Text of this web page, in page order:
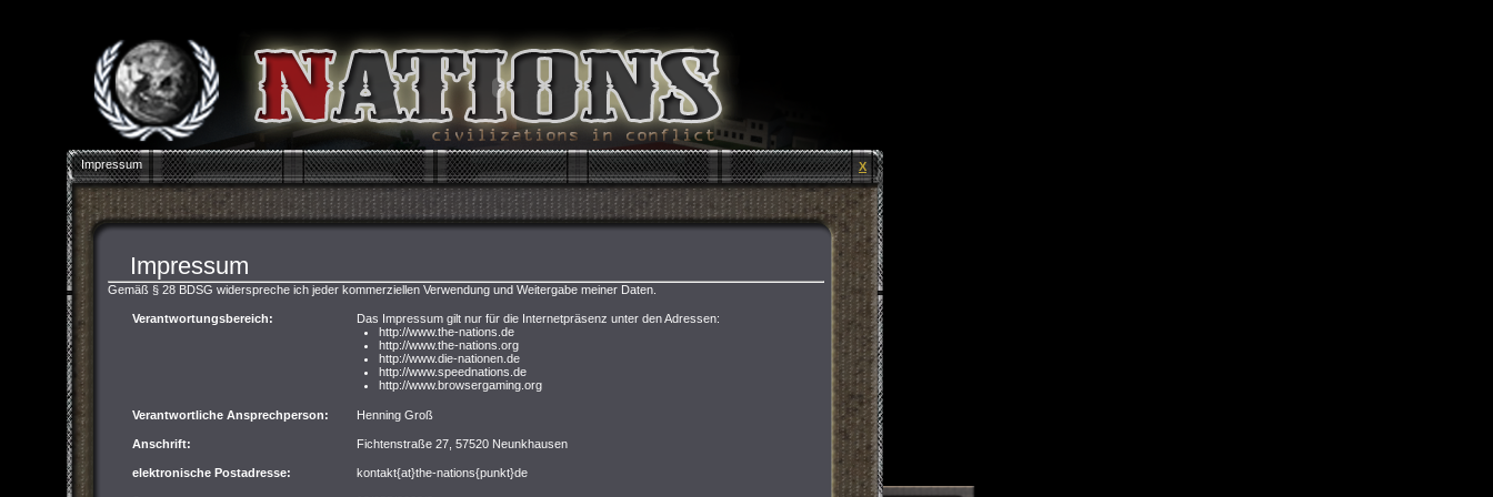
Impressum X
Impressum
Gemäß § 28 BDSG widerspreche ich jeder kommerziellen Verwendung und Weitergabe meiner Daten.
Verantwortungsbereich:
Das Impressum gilt nur für die Internetpräsenz unter den Adressen:
http://www.the-nations.de
http://www.the-nations.org
http://www.die-nationen.de
http://www.speednations.de
http://www.browsergaming.org
Verantwortliche Ansprechperson: Henning Groß
Anschrift: Fichtenstraße 27, 57520 Neunkhausen
elektronische Postadresse: kontakt{at}the-nations{punkt}de